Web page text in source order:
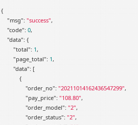
{
"msg": "success",
"code": 0,
"data": {
"total": 1,
"page_total": 1,
"data": [
            {
"order_no": "20211014162436547299",
"pay_price": "108.80",
"order_model": "2",
"order_status": "2",